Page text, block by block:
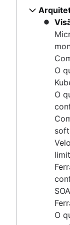
O que é
Como
SOA x
O que é
Computação
Visão geral
Cloud
O
O
O